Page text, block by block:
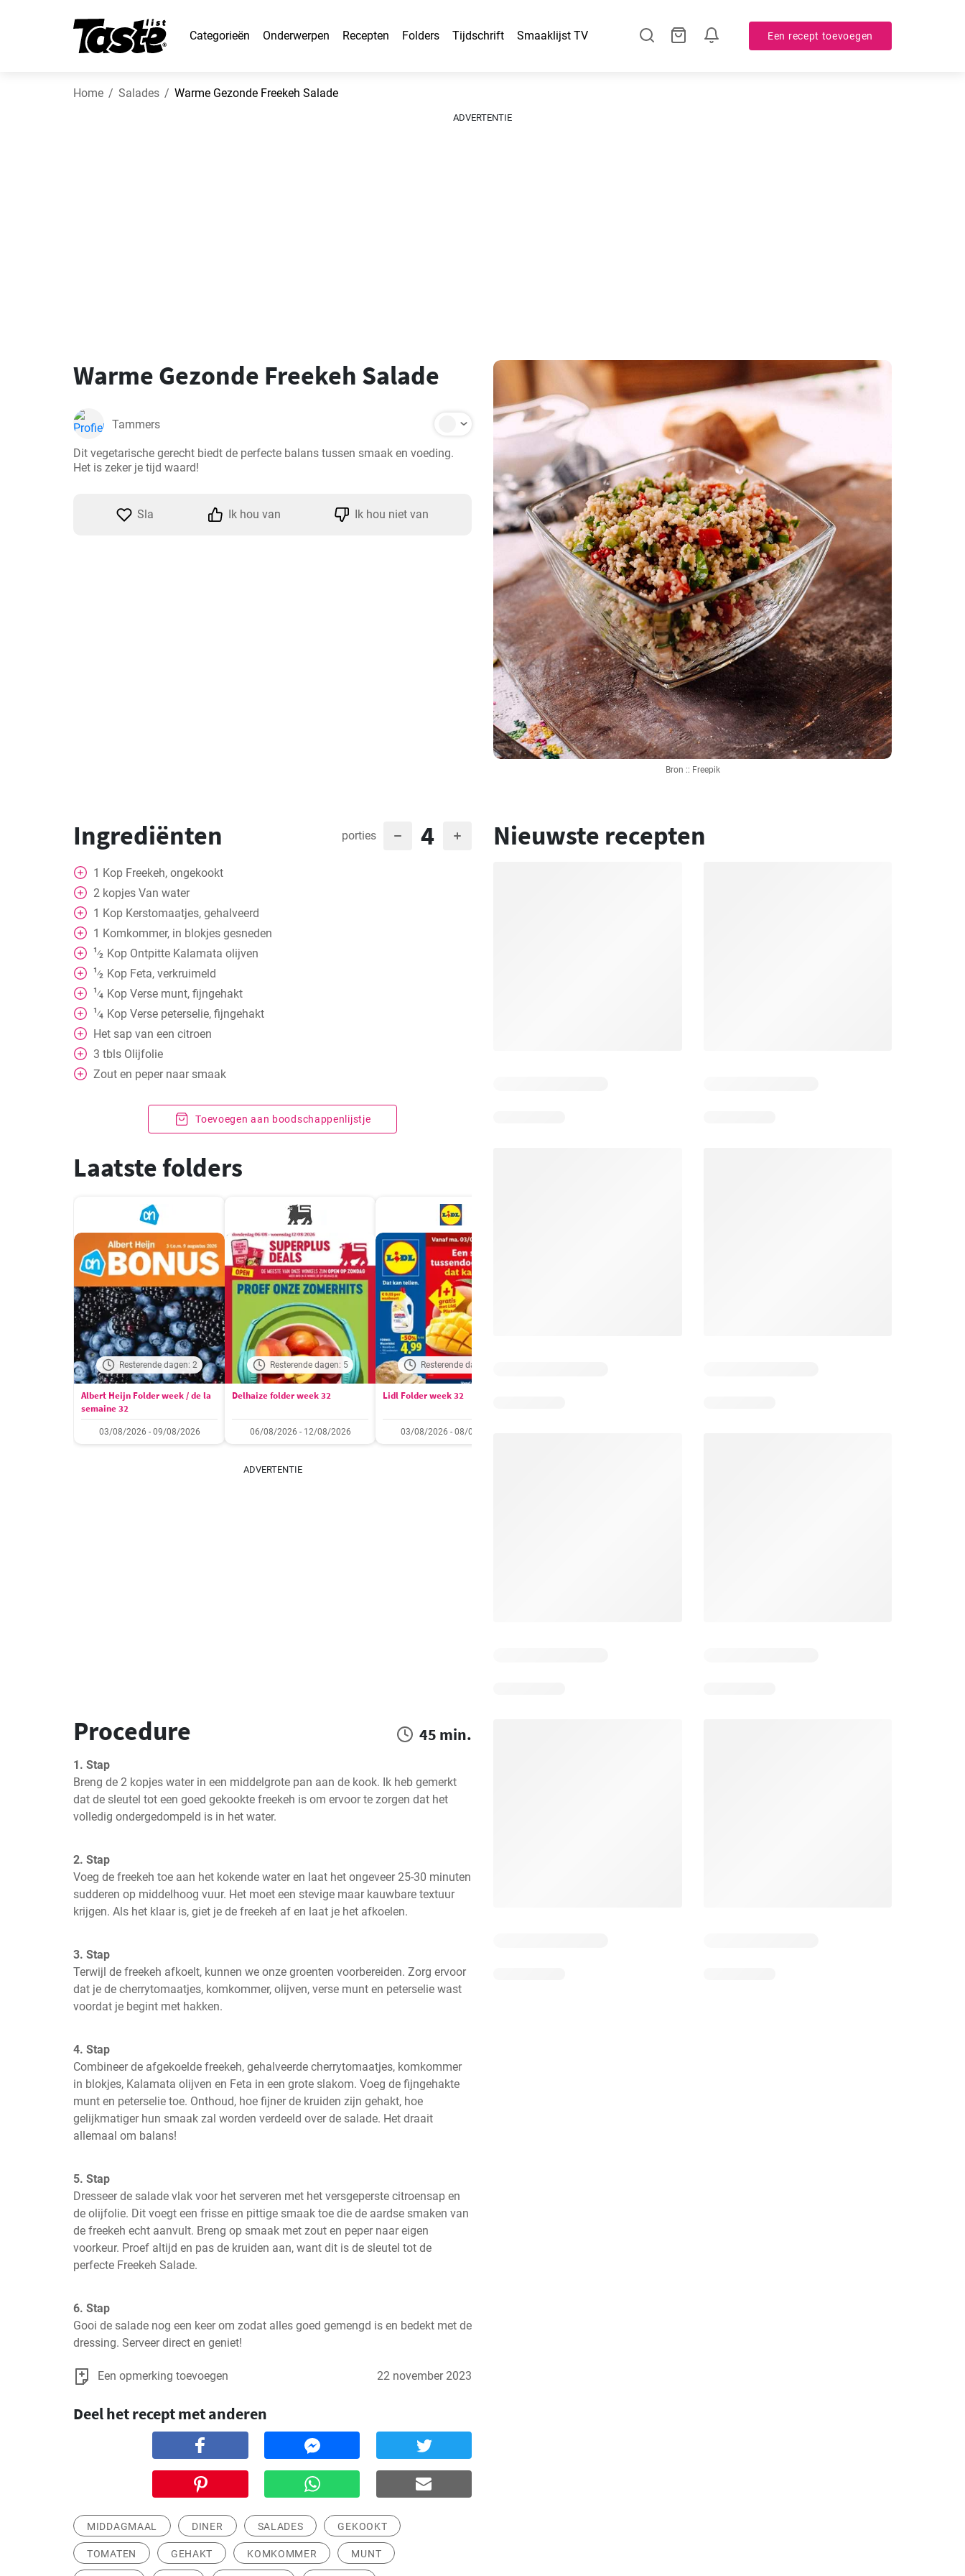
Categorieën Onderwerpen Recepten Folders Tijdschrift Smaaklijst TV Een recept toevoegen
Home Salades Warme Gezonde Freekeh Salade
ADVERTENTIE
Bron :: Freepik
Warme Gezonde Freekeh Salade
Tammers
Dit vegetarische gerecht biedt de perfecte balans tussen smaak en voeding.
Het is zeker je tijd waard!
Sla Ik hou van Ik hou niet van
Ingrediënten porties 4
1 Kop Freekeh, ongekookt
2 kopjes Van water
1 Kop Kerstomaatjes, gehalveerd
1 Komkommer, in blokjes gesneden
1⁄2 Kop Ontpitte Kalamata olijven
1⁄2 Kop Feta, verkruimeld
1⁄4 Kop Verse munt, fijngehakt
1⁄4 Kop Verse peterselie, fijngehakt
Het sap van een citroen
3 tbls Olijfolie
Zout en peper naar smaak
Toevoegen aan boodschappenlijstje
Laatste folders
Resterende dagen: 2
Albert Heijn Folder week / de la
semaine 32
03/08/2026 - 09/08/2026
Resterende dagen: 5
Delhaize folder week 32
06/08/2026 - 12/08/2026
Resterende dagen: 1
Lidl Folder week 32
03/08/2026 - 08/08/2026
ADVERTENTIE
Procedure 45 min.
1. Stap
Breng de 2 kopjes water in een middelgrote pan aan de kook. Ik heb gemerkt
dat de sleutel tot een goed gekookte freekeh is om ervoor te zorgen dat het
volledig ondergedompeld is in het water.
2. Stap
Voeg de freekeh toe aan het kokende water en laat het ongeveer 25-30 minuten
sudderen op middelhoog vuur. Het moet een stevige maar kauwbare textuur
krijgen. Als het klaar is, giet je de freekeh af en laat je het afkoelen.
3. Stap
Terwijl de freekeh afkoelt, kunnen we onze groenten voorbereiden. Zorg ervoor
dat je de cherrytomaatjes, komkommer, olijven, verse munt en peterselie wast
voordat je begint met hakken.
4. Stap
Combineer de afgekoelde freekeh, gehalveerde cherrytomaatjes, komkommer
in blokjes, Kalamata olijven en Feta in een grote slakom. Voeg de fijngehakte
munt en peterselie toe. Onthoud, hoe fijner de kruiden zijn gehakt, hoe
gelijkmatiger hun smaak zal worden verdeeld over de salade. Het draait
allemaal om balans!
5. Stap
Dresseer de salade vlak voor het serveren met het versgeperste citroensap en
de olijfolie. Dit voegt een frisse en pittige smaak toe die de aardse smaken van
de freekeh echt aanvult. Breng op smaak met zout en peper naar eigen
voorkeur. Proef altijd en pas de kruiden aan, want dit is de sleutel tot de
perfecte Freekeh Salade.
6. Stap
Gooi de salade nog een keer om zodat alles goed gemengd is en bedekt met de
dressing. Serveer direct en geniet!
Een opmerking toevoegen 22 november 2023
Deel het recept met anderen
MIDDAGMAAL DINER SALADES GEKOOKT
TOMATEN GEHAKT KOMKOMMER MUNT
Nieuwste recepten